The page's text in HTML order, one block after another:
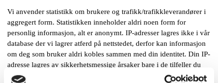
Vi anvender statistikk om brukere og trafikk/trafikkleverandører i
aggregert form. Statistikken inneholder aldri noen form for
personlig informasjon, alt er anonymt. IP-adresser lagres ikke i vår
database der vi lagrer atferd på nettstedet, derfor kan informasjon
om deg som bruker aldri kobles sammen med din identitet. Din IP-
adresse lagres av sikkerhetsmessige årsaker bare i de tilfeller du
selv aktivt registrerer deg på nettstedet.